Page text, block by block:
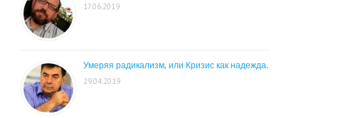
17.06.2019
Умеряя радикализм, или Кризис как надежда.
29.04.2019